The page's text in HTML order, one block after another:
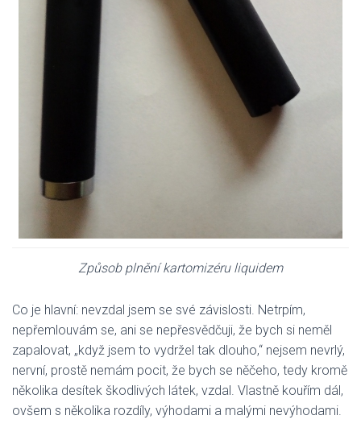
Způsob plnění kartomizéru liquidem
Co je hlavní: nevzdal jsem se své závislosti. Netrpím,
nepřemlouvám se, ani se nepřesvědčuji, že bych si neměl
zapalovat, „když jsem to vydržel tak dlouho,“ nejsem nevrlý,
nervní, prostě nemám pocit, že bych se něčeho, tedy kromě
několika desítek škodlivých látek, vzdal. Vlastně kouřím dál,
ovšem s několika rozdíly, výhodami a malými nevýhodami.